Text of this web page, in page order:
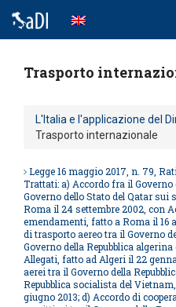
Trasporto
L'Italia e l'applicazione del
Trasporto internazionale
Legge 16 maggio 2017, n. 79,
Trattati: a) Accordo fra il Governo
Governo dello Stato del Qatar sui
Roma il 24 settembre 2002, con
emendamenti, fatto a Roma il 16
di trasporto aereo tra il Governo
Governo della Repubblica
Allegati, fatto ad Algeri il 22
aerei tra il Governo della
Repubblica socialista del
giugno 2013; d) Accordo di